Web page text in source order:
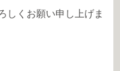
しくお願い申し上げま